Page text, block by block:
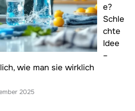
e?
Schle
chte
Idee
–
wie man sie wirklich
2025